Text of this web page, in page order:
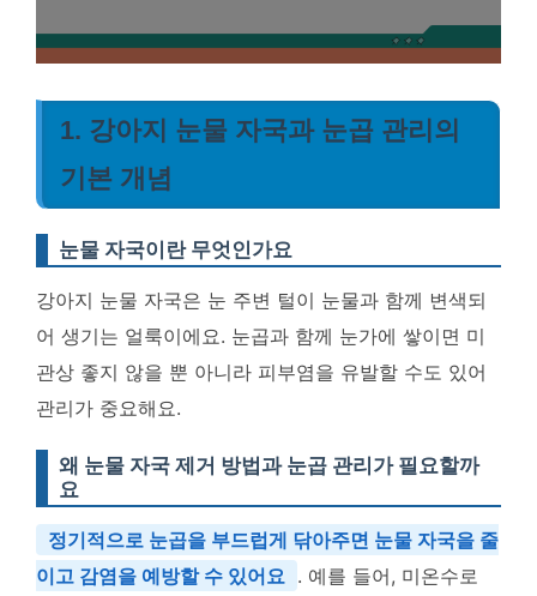
1. 강아지 눈물 자국과 눈곱 관리의
기본 개념
눈물 자국이란 무엇인가요
강아지 눈물 자국은 눈 주변 털이 눈물과 함께 변색되
어 생기는 얼룩이에요. 눈곱과 함께 눈가에 쌓이면 미
관상 좋지 않을 뿐 아니라 피부염을 유발할 수도 있어
관리가 중요해요.
왜 눈물 자국 제거 방법과 눈곱 관리가 필요할까
요
정기적으로 눈곱을 부드럽게 닦아주면 눈물 자국을 줄
이고 감염을 예방할 수 있어요 . 예를 들어, 미온수로